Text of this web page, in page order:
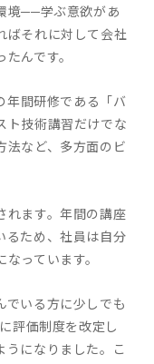
境──学ぶ意欲があ
ばそれに対して会社
んです。
年間研修である「バ
ト技術講習だけでな
法など、多方面のビ
れます。年間の講座
るため、社員は自分
っています。
でいる方に少しでも
評価制度を改定し
うになりました。こ